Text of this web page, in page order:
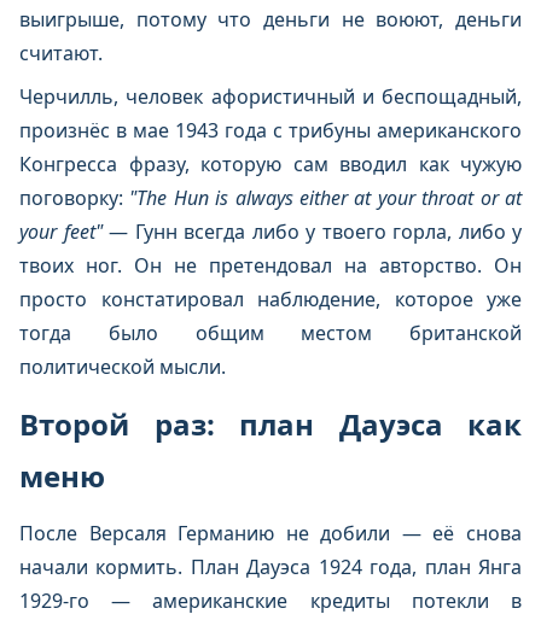
выигрыше, потому что деньги не воюют, деньги
считают.
Черчилль, человек афористичный и беспощадный,
произнёс в мае 1943 года с трибуны американского
Конгресса фразу, которую сам вводил как чужую
поговорку: "The Hun is always either at your throat or at
your feet"— Гунн всегда либо у твоего горла, либо у
твоих ног. Он не претендовал на авторство. Он
просто констатировал наблюдение, которое уже
тогда было общим местом британской
политической мысли.
Второй раз: план Дауэса как
меню
После Версаля Германию не добили — её снова
начали кормить. План Дауэса 1924 года, план Янга
1929-го — американские кредиты потекли в